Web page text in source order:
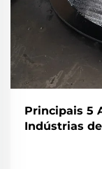
Principais 5
Indústrias